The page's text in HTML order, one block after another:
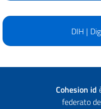
DIH |
Cohesion id
federato